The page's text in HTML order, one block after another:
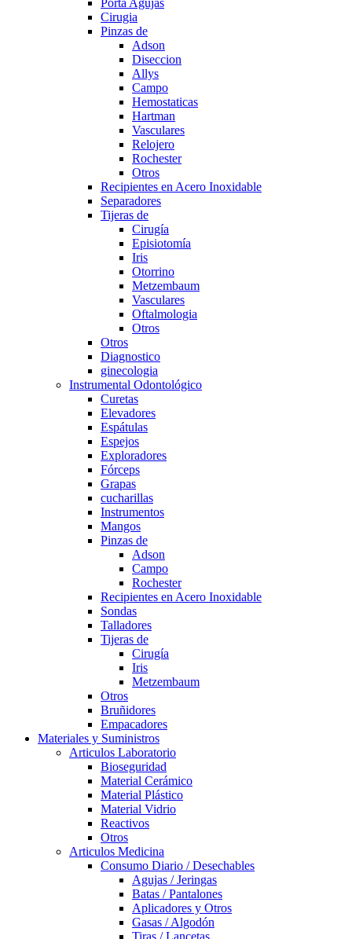
Porta Agujas
Cirugia
Pinzas de
Adson
Diseccion
Allys
Campo
Hemostaticas
Hartman
Vasculares
Relojero
Rochester
Otros
Recipientes en Acero Inoxidable
Separadores
Tijeras de
Cirugía
Episiotomía
Iris
Otorrino
Metzembaum
Vasculares
Oftalmologia
Otros
Otros
Diagnostico
ginecologia
Instrumental Odontológico
Curetas
Elevadores
Espátulas
Espejos
Exploradores
Fórceps
Grapas
cucharillas
Instrumentos
Mangos
Pinzas de
Adson
Campo
Rochester
Recipientes en Acero Inoxidable
Sondas
Talladores
Tijeras de
Cirugía
Iris
Metzembaum
Otros
Bruñidores
Empacadores
Materiales y Suministros
Articulos Laboratorio
Bioseguridad
Material Cerámico
Material Plástico
Material Vidrio
Reactivos
Otros
Articulos Medicina
Consumo Diario / Desechables
Agujas / Jeringas
Batas / Pantalones
Aplicadores y Otros
Gasas / Algodón
Tiras / Lancetas